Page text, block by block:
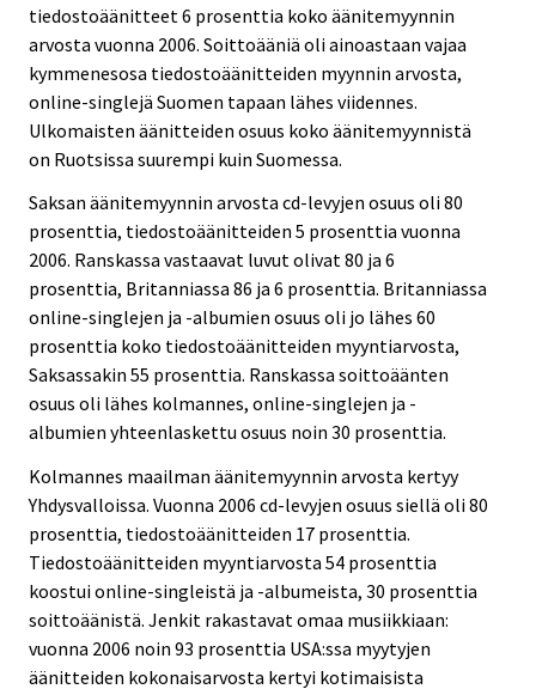
tiedostoäänitteet 6 prosenttia koko äänitemyynnin
arvosta vuonna 2006. Soittoääniä oli ainoastaan vajaa
kymmenesosa tiedostoäänitteiden myynnin arvosta,
online-singlejä Suomen tapaan lähes viidennes.
Ulkomaisten äänitteiden osuus koko äänitemyynnistä
on Ruotsissa suurempi kuin Suomessa.
Saksan äänitemyynnin arvosta cd-levyjen osuus oli 80
prosenttia, tiedostoäänitteiden 5 prosenttia vuonna
2006. Ranskassa vastaavat luvut olivat 80 ja 6
prosenttia, Britanniassa 86 ja 6 prosenttia. Britanniassa
online-singlejen ja -albumien osuus oli jo lähes 60
prosenttia koko tiedostoäänitteiden myyntiarvosta,
Saksassakin 55 prosenttia. Ranskassa soittoäänten
osuus oli lähes kolmannes, online-singlejen ja -
albumien yhteenlaskettu osuus noin 30 prosenttia.
Kolmannes maailman äänitemyynnin arvosta kertyy
Yhdysvalloissa. Vuonna 2006 cd-levyjen osuus siellä oli 80
prosenttia, tiedostoäänitteiden 17 prosenttia.
Tiedostoäänitteiden myyntiarvosta 54 prosenttia
koostui online-singleistä ja -albumeista, 30 prosenttia
soittoäänistä. Jenkit rakastavat omaa musiikkiaan:
vuonna 2006 noin 93 prosenttia USA:ssa myytyjen
äänitteiden kokonaisarvosta kertyi kotimaisista